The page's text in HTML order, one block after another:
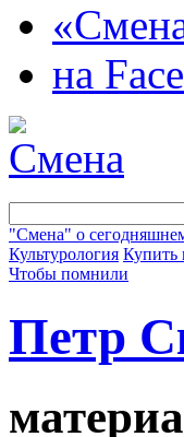
на
"Смена" о
Культурология Купить
Чтобы помнили
Петр